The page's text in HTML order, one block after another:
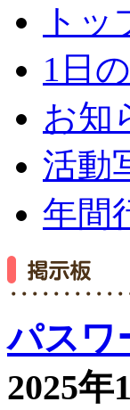
トッ
1日
お知
活動
年間
パス
2025年